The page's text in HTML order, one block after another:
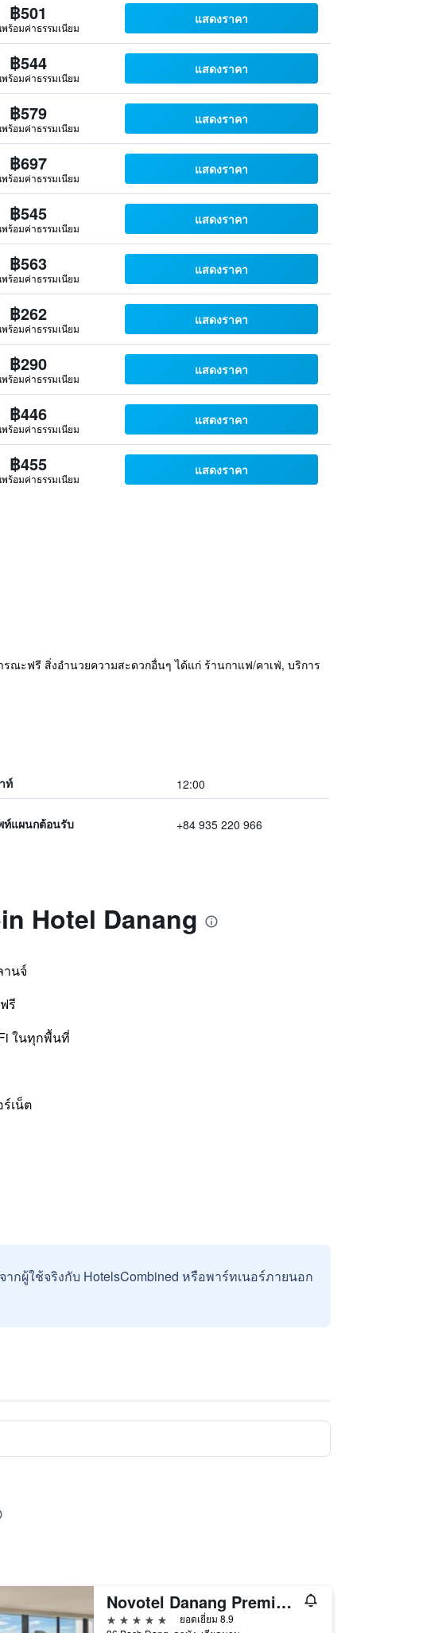
฿501
ร้อมค่าธรรมเนียม
แสดงราคา
฿544
ร้อมค่าธรรมเนียม
แสดงราคา
฿579
ร้อมค่าธรรมเนียม
แสดงราคา
฿697
ร้อมค่าธรรมเนียม
แสดงราคา
฿545
ร้อมค่าธรรมเนียม
แสดงราคา
฿563
ร้อมค่าธรรมเนียม
แสดงราคา
฿262
ร้อมค่าธรรมเนียม
แสดงราคา
฿290
ร้อมค่าธรรมเนียม
แสดงราคา
฿446
ร้อมค่าธรรมเนียม
แสดงราคา
฿455
ร้อมค่าธรรมเนียม
แสดงราคา
ณะฟรี สิ่งอำนวยความสะดวกอื่นๆ ได้แก่ ร้านกาแฟ/คาเฟ่, บริการ
ท์ 12:00
ท์แผนกต้อนรับ +84 935 220 966
Hotel Danang
านจ์
รี
ในทุกพื้นที่
เน็ต
กผู้ใช้จริงกับ HotelsCombined หรือพาร์ทเนอร์ภายนอก
Novotel Danang Premier Han River
5 ดาว
ยอดเยี่ยม 8.9